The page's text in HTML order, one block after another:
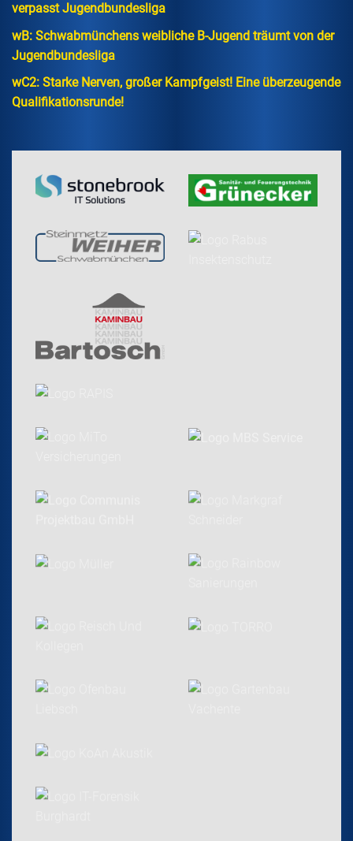
verpasst Jugendbundesliga
wB: Schwabmünchens weibliche B-Jugend träumt von der
Jugendbundesliga
wC2: Starke Nerven, großer Kampfgeist! Eine überzeugende
Qualifikationsrunde!